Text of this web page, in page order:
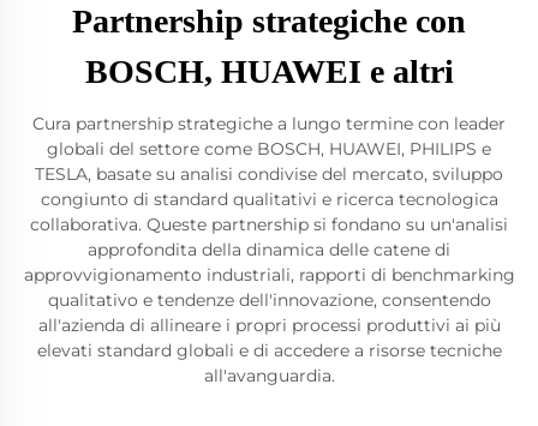
Partnership strategiche con
BOSCH, HUAWEI e altri
Cura partnership strategiche a lungo termine con leader
globali del settore come BOSCH, HUAWEI, PHILIPS e
TESLA, basate su analisi condivise del mercato, sviluppo
congiunto di standard qualitativi e ricerca tecnologica
collaborativa. Queste partnership si fondano su un'analisi
approfondita della dinamica delle catene di
approvvigionamento industriali, rapporti di benchmarking
qualitativo e tendenze dell'innovazione, consentendo
all'azienda di allineare i propri processi produttivi ai più
elevati standard globali e di accedere a risorse tecniche
all'avanguardia.